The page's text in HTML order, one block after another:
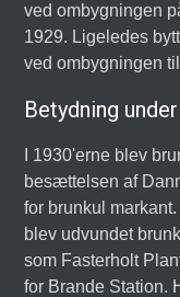
ved ombygningen
1929. Ligeledes
ved ombygningen
Betydning
I 1930'erne blev
besættelsen af
for brunkul
blev udvundet
som Fasterholt
for Brande Station.